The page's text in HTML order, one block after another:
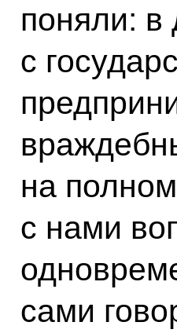
поняли:
с
на
с нами
сами